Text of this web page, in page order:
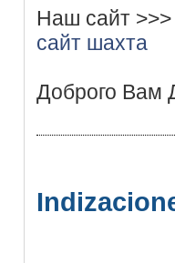
Наш сайт
сайт шахта
Доброго Вам